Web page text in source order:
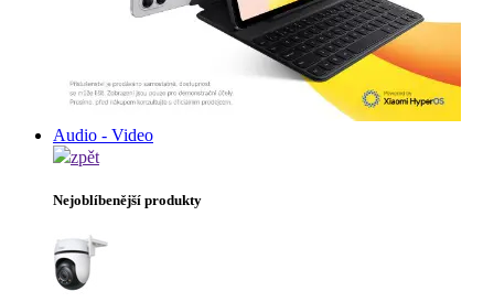
Audio - Video
zpět
Nejoblíbenější produkty